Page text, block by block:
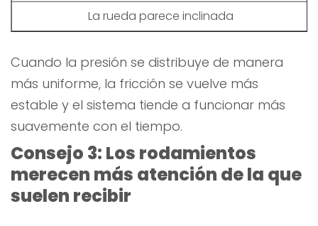
La rueda parece inclinada
Cuando la presión se distribuye de manera
más uniforme, la fricción se vuelve más
estable y el sistema tiende a funcionar más
suavemente con el tiempo.
Consejo 3: Los rodamientos
merecen más atención de la que
suelen recibir